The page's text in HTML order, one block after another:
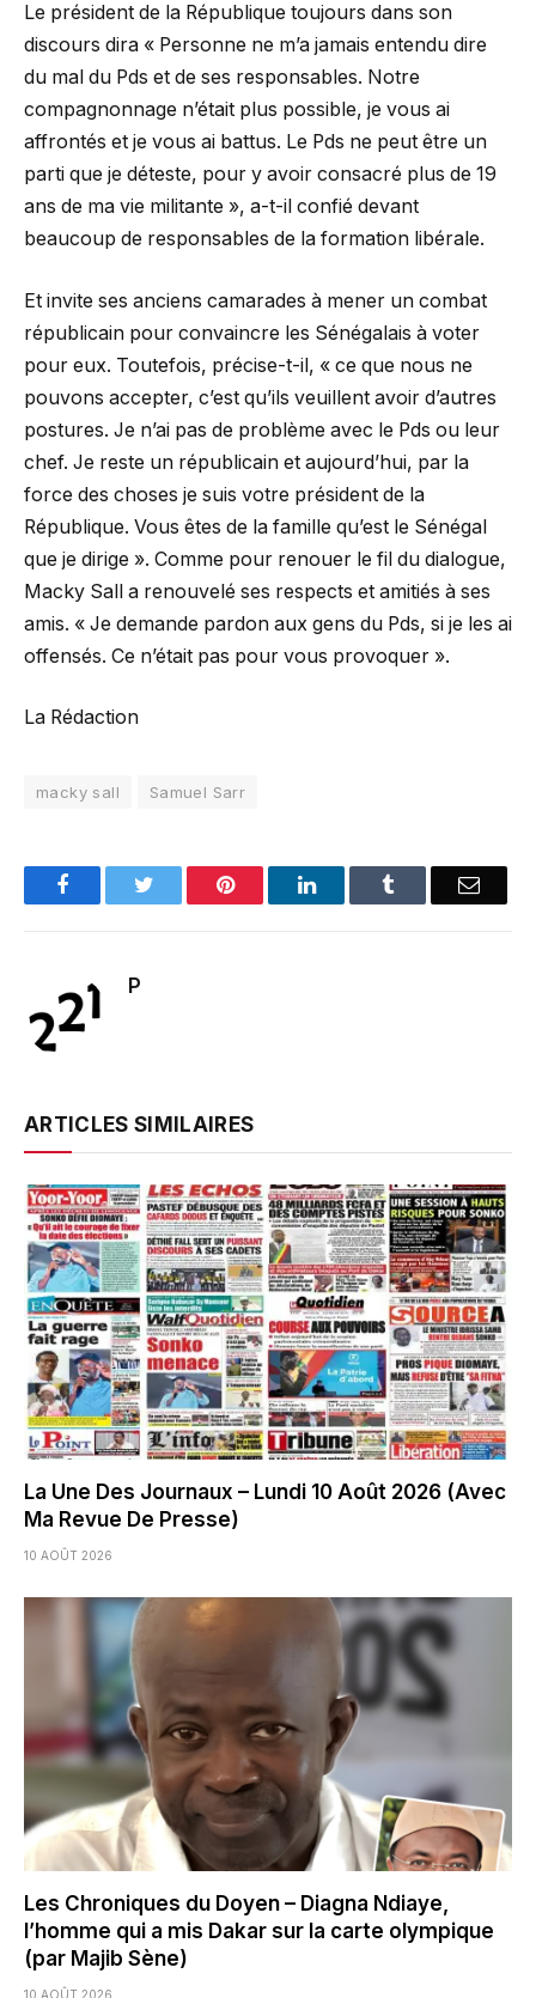
Le président de la République toujours dans son
discours dira « Personne ne m’a jamais entendu dire
du mal du Pds et de ses responsables. Notre
compagnonnage n’était plus possible, je vous ai
affrontés et je vous ai battus. Le Pds ne peut être un
parti que je déteste, pour y avoir consacré plus de 19
ans de ma vie militante », a-t-il confié devant
beaucoup de responsables de la formation libérale.
Et invite ses anciens camarades à mener un combat
républicain pour convaincre les Sénégalais à voter
pour eux. Toutefois, précise-t-il, « ce que nous ne
pouvons accepter, c’est qu’ils veuillent avoir d’autres
postures. Je n’ai pas de problème avec le Pds ou leur
chef. Je reste un républicain et aujourd’hui, par la
force des choses je suis votre président de la
République. Vous êtes de la famille qu’est le Sénégal
que je dirige ». Comme pour renouer le fil du dialogue,
Macky Sall a renouvelé ses respects et amitiés à ses
amis. « Je demande pardon aux gens du Pds, si je les ai
offensés. Ce n’était pas pour vous provoquer ».
La Rédaction
macky sall Samuel Sarr
FacebookTwitter Pinterest LinkedInTumblr Email
P
ARTICLES SIMILAIRES
La Une Des Journaux – Lundi 10 Août 2026 (Avec
Ma Revue De Presse)
10 AOÛT 2026
Les Chroniques du Doyen – Diagna Ndiaye,
l’homme qui a mis Dakar sur la carte olympique
(par Majib Sène)
10 AOÛT 2026